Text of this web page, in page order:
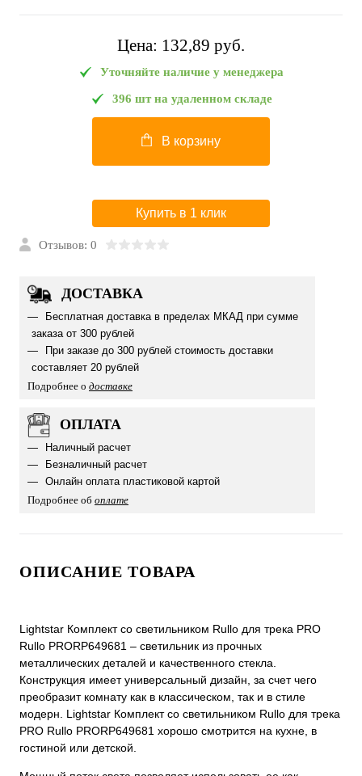
Цена: 132,89 pуб.
Уточняйте наличие у менеджера
396 шт на удаленном складе
В корзину
Купить в 1 клик
Отзывов: 0
ДОСТАВКА
Бесплатная доставка в пределах МКАД при сумме
заказа от 300 рублей
При заказе до 300 рублей стоимость доставки
составляет 20 рублей
Подробнее о доставке
ОПЛАТА
Наличный расчет
Безналичный расчет
Онлайн оплата пластиковой картой
Подробнее об оплате
ОПИСАНИЕ ТОВАРА
Lightstar Комплект со светильником Rullo для трека PRO
Rullo PRORP649681 – светильник из прочных
металлических деталей и качественного стекла.
Конструкция имеет универсальный дизайн, за счет чего
преобразит комнату как в классическом, так и в стиле
модерн. Lightstar Комплект со светильником Rullo для трека
PRO Rullo PRORP649681 хорошо смотрится на кухне, в
гостиной или детской.